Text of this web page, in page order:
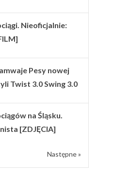
Nieoficjalnie:
Pesy nowej
Twist 3.0 Swing 3.0
na Śląsku.
[ZDJĘCIA]
Następne »